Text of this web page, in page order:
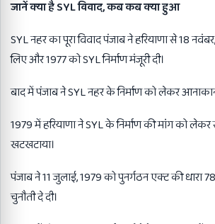
जानें क्या है SYL विवाद,कब कब क्या हुआ
SYL नहर का पूरा विवाद पंजाब ने हरियाणा से 18
लिए और 1977 को SYL निर्माण मंजूरी दी।
बाद में पंजाब ने SYL नहर के निर्माण को लेकर
1979 में हरियाणा ने SYL के निर्माण की मांग को लेकर
खटखटाया।
पंजाब ने 11 जुलाई, 1979 को पुनर्गठन एक्ट की धारा
चुनौती दे दी।